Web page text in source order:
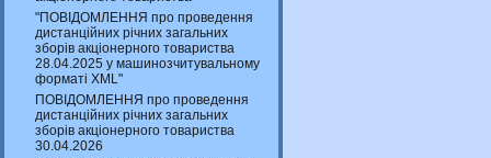
"ПОВІДОМЛЕННЯ про проведення
дистанційних річних загальних
зборів акціонерного товариства
28.04.2025 у машинозчитувальному
форматі XML"
ПОВІДОМЛЕННЯ про проведення
дистанційних річних загальних
зборів акціонерного товариства
30.04.2026